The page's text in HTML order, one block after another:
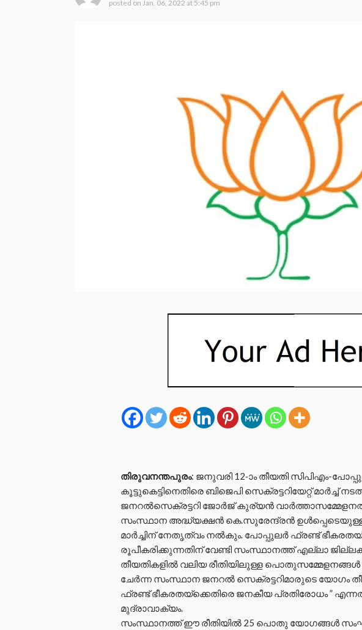
posted on Jan. 06, 2022 at 5:45 pm
തിരുവനന്തപുരം: ജനുവരി 12-ാം തീയതി സിപിഎം-
കൂട്ടുകെട്ടിനെതിരെ ബിജെപി സെക്രട്ടറിയേറ്റ് മാർച്ച്
ജനറൽസെക്രട്ടറി ജോർജ് കുര്യൻ
സംസ്ഥാന അദ്ധ്യക്ഷൻ കെ.സുരേന്ദ്രൻ
മാർച്ചിന് നേതൃത്വം നൽകും. പോപ്പുലർ ഫ്രണ്ട്
രൂപീകരിക്കുന്നതിന് വേണ്ടി സംസ്ഥാനത്ത് എല്ലാ
തീയതികളിൽ വലിയ രീതിയിലുള്ള
ചേർന്ന സംസ്ഥാന ജനറൽ സെക്രട്ടറിമാരുടെ യോഗം
ഫ്രണ്ട് ഭീകരതയ്ക്കെതിരെ ജനകീയ പ്രതിരോധം ”
മുദ്രാവാക്യം.
സംസ്ഥാനത്ത് ഈ രീതിയിൽ 25 പൊതു യോഗങ്ങൾ